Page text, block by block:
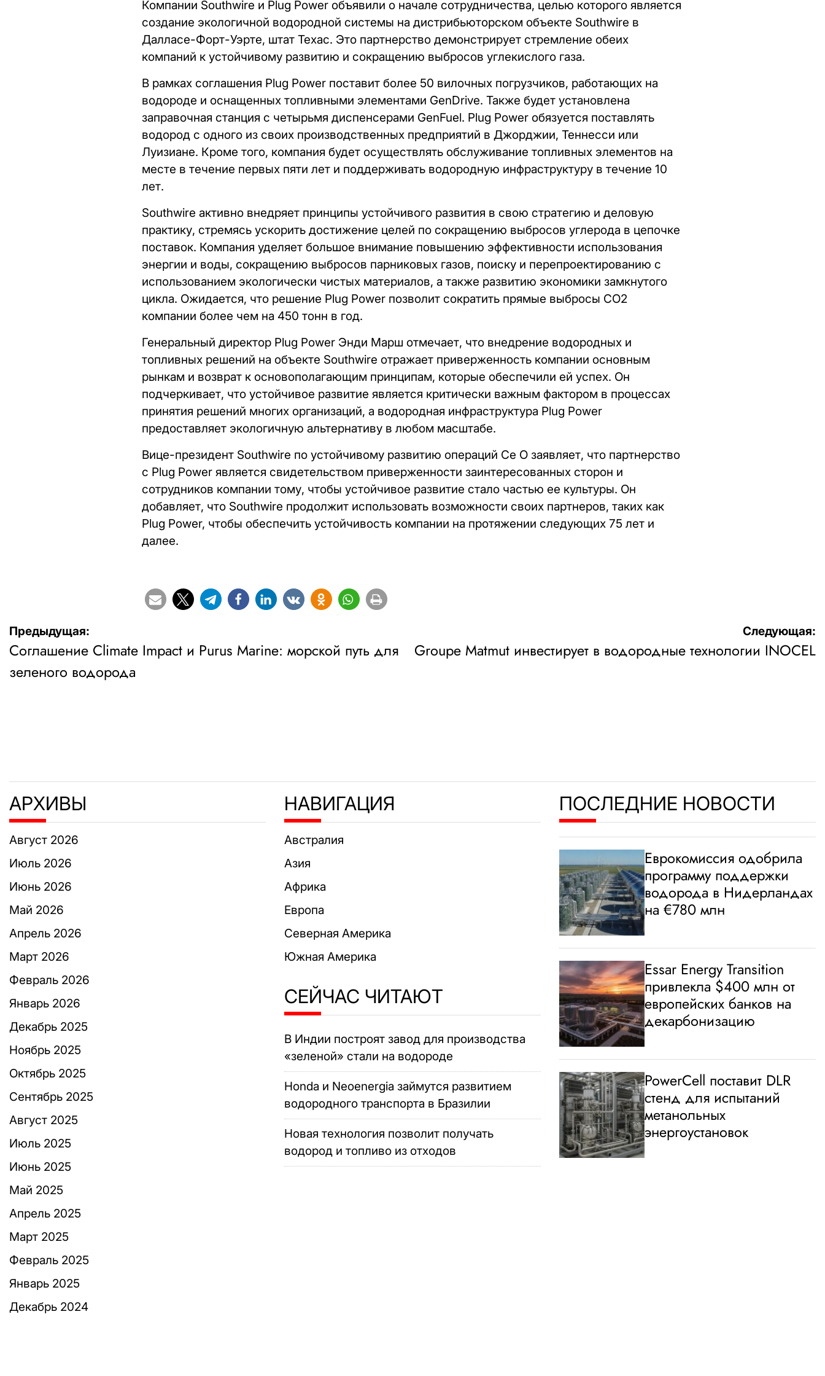
Компании Southwire и Plug Power объявили о начале сотрудничества, целью которого является
создание экологичной водородной системы на дистрибьюторском объекте Southwire в
Далласе-Форт-Уэрте, штат Техас. Это партнерство демонстрирует стремление обеих
компаний к устойчивому развитию и сокращению выбросов углекислого газа.
В рамках соглашения Plug Power поставит более 50 вилочных погрузчиков, работающих на
водороде и оснащенных топливными элементами GenDrive. Также будет установлена
заправочная станция с четырьмя диспенсерами GenFuel. Plug Power обязуется поставлять
водород с одного из своих производственных предприятий в Джорджии, Теннесси или
Луизиане. Кроме того, компания будет осуществлять обслуживание топливных элементов на
месте в течение первых пяти лет и поддерживать водородную инфраструктуру в течение 10
лет.
Southwire активно внедряет принципы устойчивого развития в свою стратегию и деловую
практику, стремясь ускорить достижение целей по сокращению выбросов углерода в цепочке
поставок. Компания уделяет большое внимание повышению эффективности использования
энергии и воды, сокращению выбросов парниковых газов, поиску и перепроектированию с
использованием экологически чистых материалов, а также развитию экономики замкнутого
цикла. Ожидается, что решение Plug Power позволит сократить прямые выбросы CO2
компании более чем на 450 тонн в год.
Генеральный директор Plug Power Энди Марш отмечает, что внедрение водородных и
топливных решений на объекте Southwire отражает приверженность компании основным
рынкам и возврат к основополагающим принципам, которые обеспечили ей успех. Он
подчеркивает, что устойчивое развитие является критически важным фактором в процессах
принятия решений многих организаций, а водородная инфраструктура Plug Power
предоставляет экологичную альтернативу в любом масштабе.
Вице-президент Southwire по устойчивому развитию операций Се О заявляет, что партнерство
с Plug Power является свидетельством приверженности заинтересованных сторон и
сотрудников компании тому, чтобы устойчивое развитие стало частью ее культуры. Он
добавляет, что Southwire продолжит использовать возможности своих партнеров, таких как
Plug Power, чтобы обеспечить устойчивость компании на протяжении следующих 75 лет и
далее.
Навигация
по
записям
Предыдущая:
Соглашение Climate Impact и Purus Marine: морской путь для
зеленого водорода
Следующая:
Groupe Matmut инвестирует в водородные технологии INOCEL
АРХИВЫ
Август 2026
Июль 2026
Июнь 2026
Май 2026
Апрель 2026
Март 2026
Февраль 2026
Январь 2026
Декабрь 2025
Ноябрь 2025
Октябрь 2025
Сентябрь 2025
Август 2025
Июль 2025
Июнь 2025
Май 2025
Апрель 2025
Март 2025
Февраль 2025
Январь 2025
Декабрь 2024
НАВИГАЦИЯ
Австралия
Азия
Африка
Европа
Северная Америка
Южная Америка
СЕЙЧАС ЧИТАЮТ
В Индии построят завод для производства
«зеленой» стали на водороде
Honda и Neoenergia займутся развитием
водородного транспорта в Бразилии
Новая технология позволит получать
водород и топливо из отходов
ПОСЛЕДНИЕ НОВОСТИ
Еврокомиссия одобрила
программу поддержки
водорода в Нидерландах
на €780 млн
Essar Energy Transition
привлекла $400 млн от
европейских банков на
декарбонизацию
PowerCell поставит DLR
стенд для испытаний
метанольных
энергоустановок